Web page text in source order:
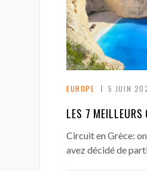
EUROPE 5 JUIN
LES 7 MEILLEURS
Circuit en Grèce:
avez décidé de